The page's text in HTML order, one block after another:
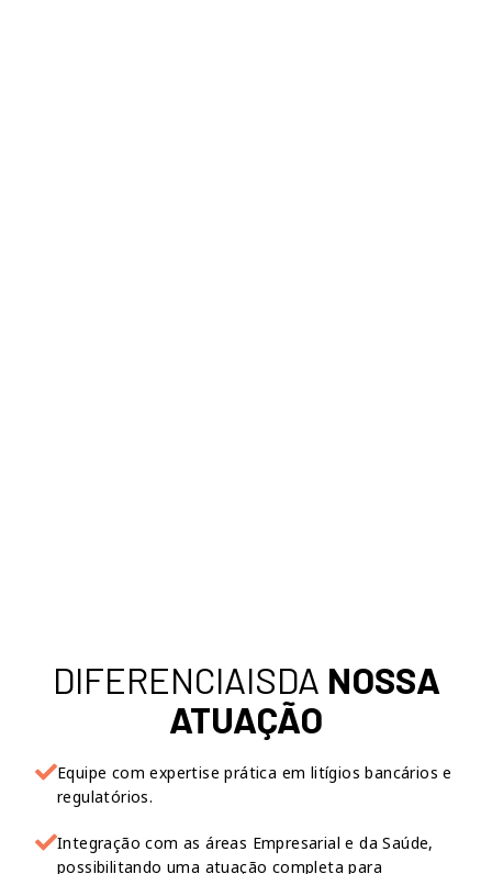
DIFERENCIAISDA NOSSA
ATUAÇÃO
Equipe com expertise prática em litígios bancários e
regulatórios.
Integração com as áreas Empresarial e da Saúde,
possibilitando uma atuação completa para